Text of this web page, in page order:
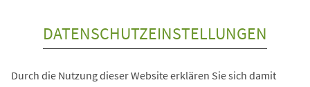
DATENSCHUTZEINSTELLUNGEN
Durch die Nutzung dieser Website erklären Sie sich damit